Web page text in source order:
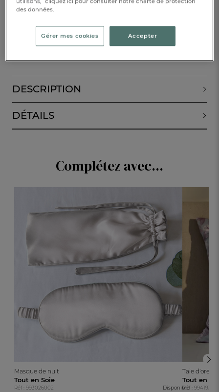
AJOUTER AU PANIER
DESCRIPTION
DÉTAILS
Complétez avec...
Masque de nuit
Tout en Soie
Réf : 993026002 Disponible
Taie
Tout en
Réf :
des données.
Gérer mes cookies Accepter